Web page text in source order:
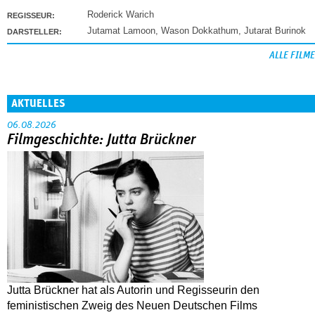
REGISSEUR: Roderick Warich
DARSTELLER: Jutamat Lamoon, Wason Dokkathum, Jutarat Burinok
ALLE FILME
AKTUELLES
06.08.2026
Filmgeschichte: Jutta Brückner
Jutta Brückner hat als Autorin und Regisseurin den
feministischen Zweig des Neuen Deutschen Films